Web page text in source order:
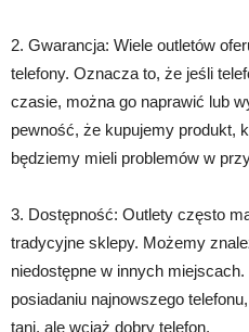
2. Gwarancja: Wiele outletów
telefony. Oznacza to, że jeśli
czasie, można go naprawić lub
pewność, że kupujemy produkt,
będziemy mieli problemów w
3. Dostępność: Outlety często
tradycyjne sklepy. Możemy
niedostępne w innych
posiadaniu najnowszego
tani, ale wciąż dobry telefon.